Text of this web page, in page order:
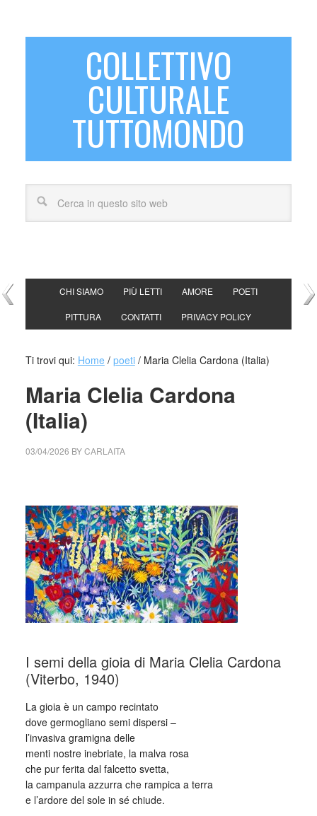
COLLETTIVO
CULTURALE
TUTTOMONDO
CHI SIAMO PIÙ LETTI AMORE POETI
PITTURA CONTATTI PRIVACY POLICY
Ti trovi qui: Home / poeti /Maria Clelia Cardona (Italia)
Maria Clelia Cardona
(Italia)
03/04/2026 BYCARLAITA
I semi della gioia di Maria Clelia Cardona
(Viterbo, 1940)
La gioia è un campo recintato
dove germogliano semi dispersi –
l’invasiva gramigna delle
menti nostre inebriate, la malva rosa
che pur ferita dal falcetto svetta,
la campanula azzurra che rampica a terra
e l’ardore del sole in sé chiude.